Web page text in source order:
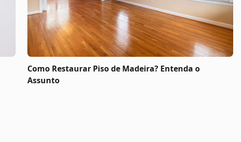
Como Restaurar Piso de Madeira? Entenda o
Assunto